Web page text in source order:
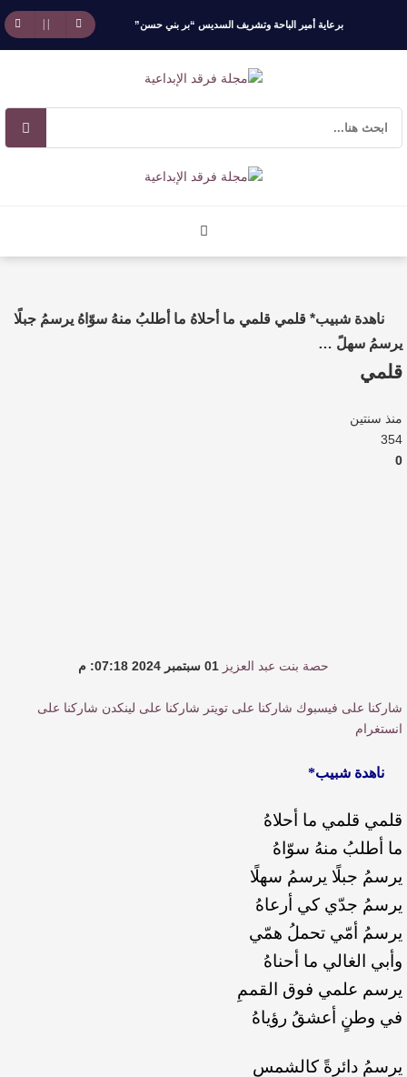
برعاية أمير الباحة وتشريف السديس “بر بني حسن”
تكرّم الفائزين بجائزة “رواد العمل التطوعي 4”
جائزة المهندس زياد الزهراني للتفوق العلمي تكرّم
الروائي جابر محمد مدخلي: أحضر داخل رواياتي
ناهدة شبيب* قلمي قلمي ما أحلاهُ ما أطلبُ منهُ سوّاهُ يرسمُ جبلًا
يرسمُ سهلً …
قلمي
منذ سنتين
354
0
حصة بنت عبد العزيز 01 سبتمبر 2024 07:18: م
شاركنا على فيسبوك شاركنا على تويتر شاركنا على لينكدن شاركنا على
انستغرام
ناهدة شبيب*
قلمي قلمي ما أحلاهُ
ما أطلبُ منهُ سوّاهُ
يرسمُ جبلًا يرسمُ سهلًا
يرسمُ جدّي كي أرعاهُ
يرسمُ أمّي تحملُ همّي
وأبي الغالي ما أحناهُ
يرسم علمي فوق القممِ
في وطنٍ أعشقُ رؤياهُ
يرسمُ دائرةً كالشمسِ